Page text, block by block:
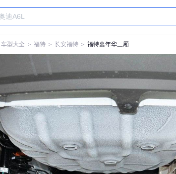
车型大全 ＞ 福特 ＞ 长安福特 ＞ 福特嘉年华三厢